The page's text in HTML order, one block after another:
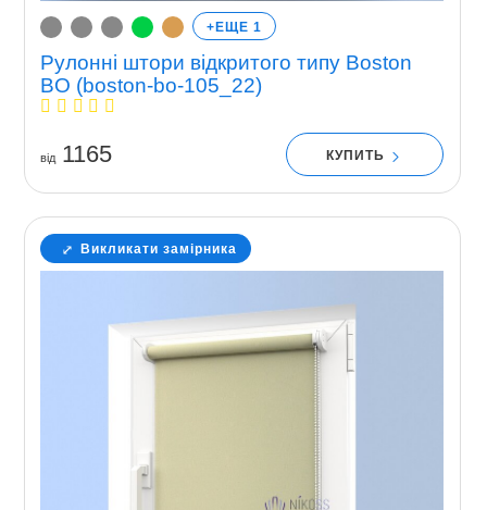
+ЕЩЕ 1
Рулонні штори відкритого типу Boston
BO (boston-bo-105_22)
вiд1165 КУПИТЬ
Викликати замірника